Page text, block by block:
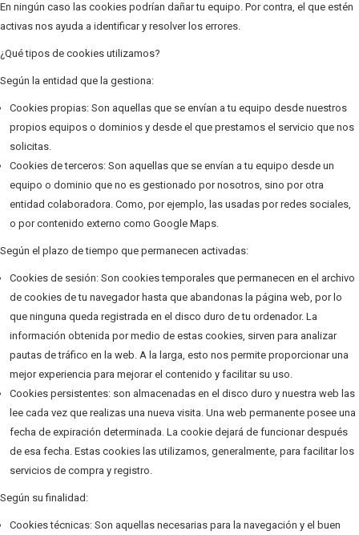
En ningún caso las cookies podrían dañar tu equipo. Por contra, el que estén
activas nos ayuda a identificar y resolver los errores.
¿Qué tipos de cookies utilizamos?
Según la entidad que la gestiona:
Cookies propias: Son aquellas que se envían a tu equipo desde nuestros
propios equipos o dominios y desde el que prestamos el servicio que nos
solicitas.
Cookies de terceros: Son aquellas que se envían a tu equipo desde un
equipo o dominio que no es gestionado por nosotros, sino por otra
entidad colaboradora. Como, por ejemplo, las usadas por redes sociales,
o por contenido externo como Google Maps.
Según el plazo de tiempo que permanecen activadas:
Cookies de sesión: Son cookies temporales que permanecen en el archivo
de cookies de tu navegador hasta que abandonas la página web, por lo
que ninguna queda registrada en el disco duro de tu ordenador. La
información obtenida por medio de estas cookies, sirven para analizar
pautas de tráfico en la web. A la larga, esto nos permite proporcionar una
mejor experiencia para mejorar el contenido y facilitar su uso.
Cookies persistentes: son almacenadas en el disco duro y nuestra web las
lee cada vez que realizas una nueva visita. Una web permanente posee una
fecha de expiración determinada. La cookie dejará de funcionar después
de esa fecha. Estas cookies las utilizamos, generalmente, para facilitar los
servicios de compra y registro.
Según su finalidad:
Cookies técnicas: Son aquellas necesarias para la navegación y el buen